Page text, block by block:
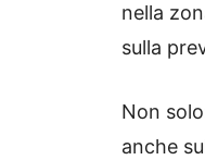
nella
sulla
Non
anche